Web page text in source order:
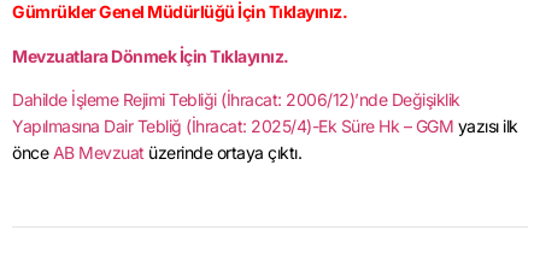
Gümrükler Genel Müdürlüğü İçin Tıklayınız.
Mevzuatlara Dönmek İçin Tıklayınız.
Dahilde İşleme Rejimi Tebliği (İhracat: 2006/12)’nde Değişiklik
Yapılmasına Dair Tebliğ (İhracat: 2025/4)-Ek Süre Hk – GGM yazısı ilk
önce AB Mevzuat üzerinde ortaya çıktı.